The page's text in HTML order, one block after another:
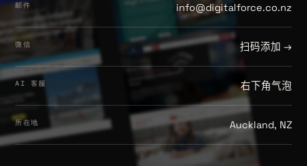
邮件 info@digitalforce.co.nz
微信 扫码添加 →
AI 客服 右下角气泡
所在地 Auckland, NZ